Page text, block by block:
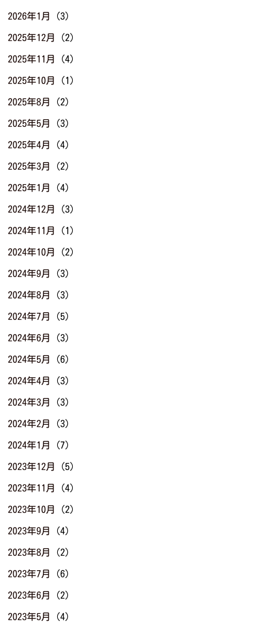
2026年1月 (3)
2025年12月 (2)
2025年11月 (4)
2025年10月 (1)
2025年8月 (2)
2025年5月 (3)
2025年4月 (4)
2025年3月 (2)
2025年1月 (4)
2024年12月 (3)
2024年11月 (1)
2024年10月 (2)
2024年9月 (3)
2024年8月 (3)
2024年7月 (5)
2024年6月 (3)
2024年5月 (6)
2024年4月 (3)
2024年3月 (3)
2024年2月 (3)
2024年1月 (7)
2023年12月 (5)
2023年11月 (4)
2023年10月 (2)
2023年9月 (4)
2023年8月 (2)
2023年7月 (6)
2023年6月 (2)
2023年5月 (4)